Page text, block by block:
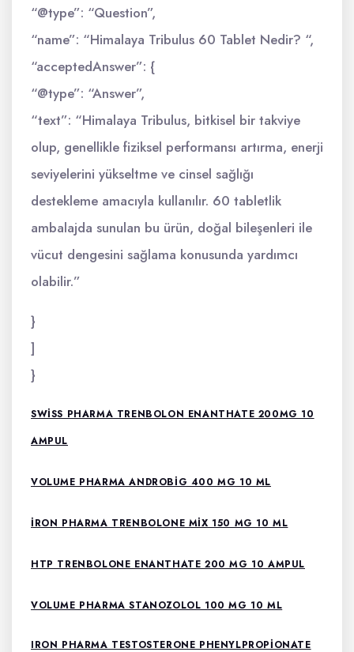
“@type”: “Question”,
“name”: “Himalaya Tribulus 60 Tablet Nedir? “,
“acceptedAnswer”: {
“@type”: “Answer”,
“text”: “Himalaya Tribulus, bitkisel bir takviye
olup, genellikle fiziksel performansı artırma, enerji
seviyelerini yükseltme ve cinsel sağlığı
destekleme amacıyla kullanılır. 60 tabletlik
ambalajda sunulan bu ürün, doğal bileşenleri ile
vücut dengesini sağlama konusunda yardımcı
olabilir.”
}
]
}
SWISS PHARMA TRENBOLON ENANTHATE 200MG 10
AMPUL
VOLUME PHARMA ANDROBIG 400 MG 10 ML
İRON PHARMA TRENBOLONE MIX 150 MG 10 ML
HTP TRENBOLONE ENANTHATE 200 MG 10 AMPUL
VOLUME PHARMA STANOZOLOL 100 MG 10 ML
IRON PHARMA TESTOSTERONE PHENYLPROPIONATE